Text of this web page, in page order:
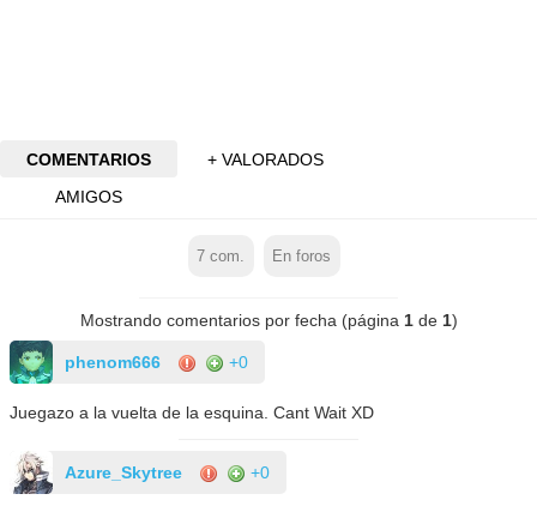
COMENTARIOS
+ VALORADOS
AMIGOS
7 com. En foros
Mostrando comentarios por fecha (página 1de 1)
phenom666 +0
Juegazo a la vuelta de la esquina. Cant Wait XD
Azure_Skytree +0